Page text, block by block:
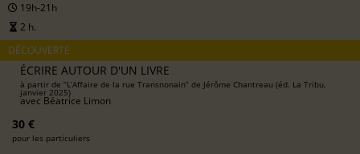
19h-21h
2 h.
DÉCOUVERTE
ÉCRIRE AUTOUR D'UN LIVRE
à partir de “L’Affaire de la rue Transnonain” de Jérôme Chantreau (éd. La Tribu,
janvier 2025)
avec Béatrice Limon
30 €
pour les particuliers